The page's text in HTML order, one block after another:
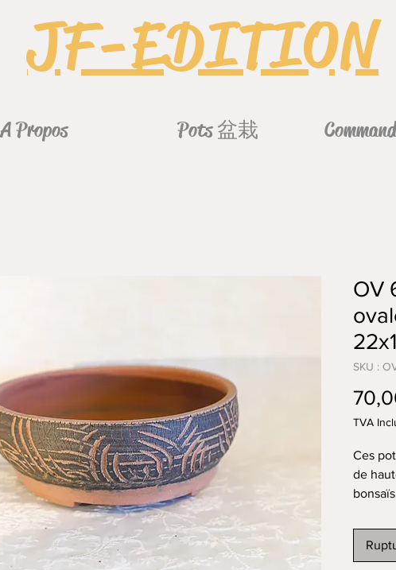
JF-EDITION
A Propos Pots 盆栽
OV
SKU :
TVA
Ces
de
une
Le